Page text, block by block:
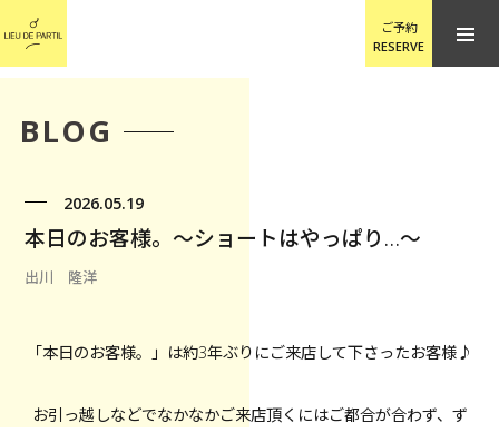
ご予約
RESERVE
BLOG
2026.05.19
本日のお客様。〜ショートはやっぱり…〜
出川 隆洋
「本日のお客様。」は約3年ぶりにご来店して下さったお客様♪
お引っ越しなどでなかなかご来店頂くにはご都合が合わず、ず